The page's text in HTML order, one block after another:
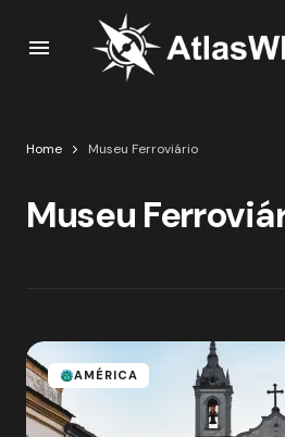
Home Museu Ferroviário
Museu
AMÉRICA